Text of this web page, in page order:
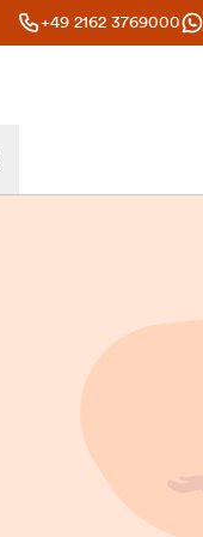
+49 2162 3769000